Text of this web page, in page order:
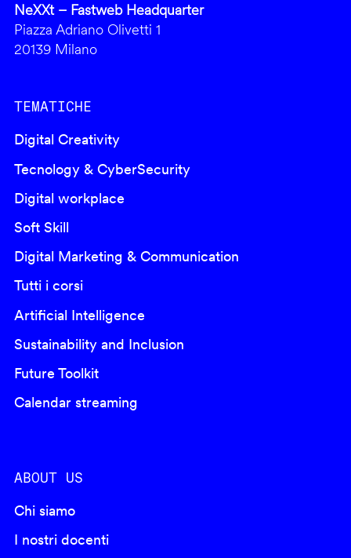
NeXXt – Fastweb Headquarter
Piazza Adriano Olivetti 1
20139 Milano
TEMATICHE
Digital Creativity
Tecnology & CyberSecurity
Digital workplace
Soft Skill
Digital Marketing & Communication
Tutti i corsi
Artificial Intelligence
Sustainability and Inclusion
Future Toolkit
Calendar streaming
ABOUT US
Chi siamo
I nostri docenti